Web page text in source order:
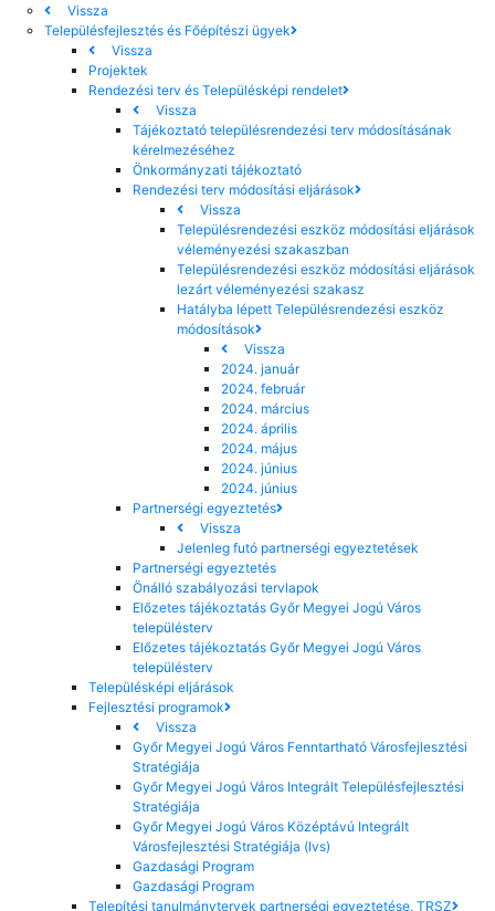
Vissza
Településfejlesztés és Főépítészi ügyek
Vissza
Projektek
Rendezési terv és Településképi rendelet
Vissza
Tájékoztató településrendezési terv módosításának
kérelmezéséhez
Önkormányzati tájékoztató
Rendezési terv módosítási eljárások
Vissza
Településrendezési eszköz módosítási eljárások
véleményezési szakaszban
Településrendezési eszköz módosítási eljárások
lezárt véleményezési szakasz
Hatályba lépett Településrendezési eszköz
módosítások
Vissza
2024. január
2024. február
2024. március
2024. április
2024. május
2024. június
2024. június
Partnerségi egyeztetés
Vissza
Jelenleg futó partnerségi egyeztetések
Partnerségi egyeztetés
Önálló szabályozási tervlapok
Előzetes tájékoztatás Győr Megyei Jogú Város
településterv
Előzetes tájékoztatás Győr Megyei Jogú Város
településterv
Településképi eljárások
Fejlesztési programok
Vissza
Győr Megyei Jogú Város Fenntartható Városfejlesztési
Stratégiája
Győr Megyei Jogú Város Integrált Településfejlesztési
Stratégiája
Győr Megyei Jogú Város Középtávú Integrált
Városfejlesztési Stratégiája (Ivs)
Gazdasági Program
Gazdasági Program
Telepítési tanulmánytervek partnerségi egyeztetése, TRSZ